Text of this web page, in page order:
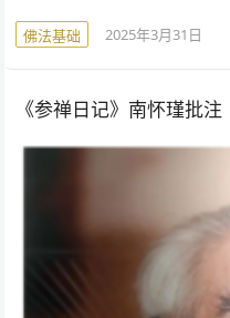
佛法基础 2025年3月31日
《参禅日记》南怀瑾批注